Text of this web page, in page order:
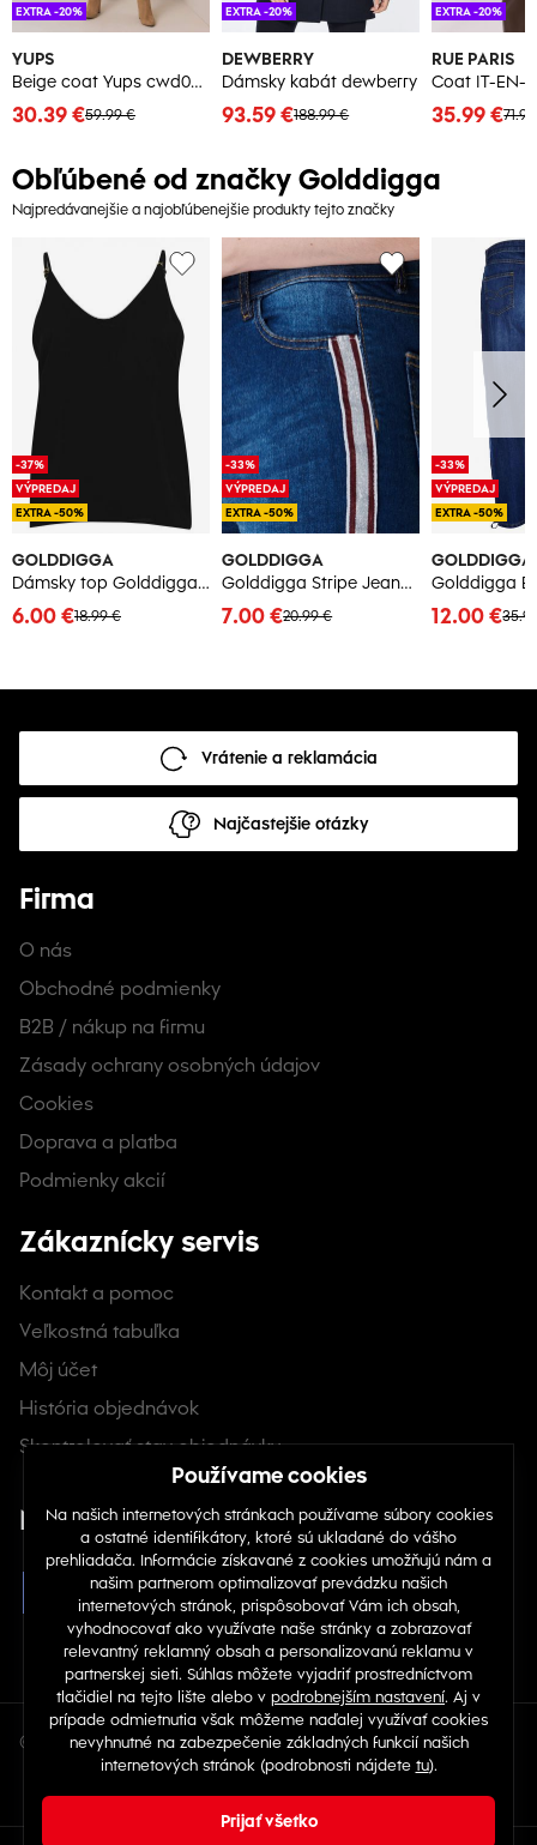
YUPS
Beige coat Yups cwd0449. R40
59.99 €
30.39 €
EXTRA -20%
DEWBERRY
Dámsky kabát dewberry
188.99 €
93.59 €
EXTRA -20%
RUE PARIS
35.99 €
EXTRA -20%
Obľúbené od značky Golddigga
Najpredávanejšie a najobľúbenejšie produkty tejto značky
GOLDDIGGA
Dámsky top Golddigga Cami
18.99 €
6.00 €
-37%
VÝPREDAJ
EXTRA -50%
GOLDDIGGA
Golddigga Stripe Jeans Ženy
20.99 €
7.00 €
-33%
VÝPREDAJ
EXTRA -50%
GOLDDIGGA
12.00 €
-33%
VÝPREDAJ
EXTRA -50%
Vrátenie a reklamácia
Najčastejšie otázky
Firma
O nás
Obchodné podmienky
B2B / nákup na firmu
Zásady ochrany osobných údajov
Cookies
Doprava a platba
Podmienky akcií
Zákaznícky servis
Kontakt a pomoc
Veľkostná tabuľka
Môj účet
História objednávok
Skontrolovať stav objednávky
Nájdete nás na sociálnych sieťach
© Copyright 2026 TOP 1 IT Solutions, s.r.o.